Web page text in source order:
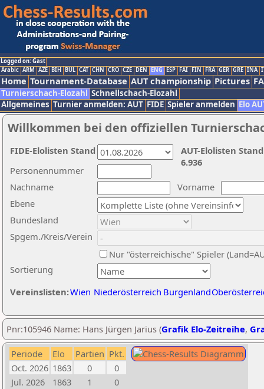
Logged on: Gast
Arabic ARM AZE BIH BUL CAT CHN CRO CZE DEN ENG ESP FAI FIN FRA GER GRE INA
Home Tournament-Database AUT championship Pictures
Turnierschach-Elozahl Schnellschach-Elozahl
Allgemeines Turnier anmelden: AUT FIDE Spieler anmelden Elo
Willkommen bei den offiziellen
Nachname
Vorname
Ebene
Sortierung
Personennummer
Bundesland
Spgem./Kreis/Verein
Nur "österreichische" Spieler
Vereinslisten:Wien Niederösterreich Burgenland
AUT-Elolisten
6.936
FIDE-Elolisten Stand
Pnr:105946 Name: Hans Jürgen Jarius (Grafik Elo-Zeitreihe,
Periode Elo Partien Pkt.
Oct. 2026 1863 0
0
Jul. 2026
1863 1
0